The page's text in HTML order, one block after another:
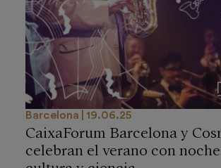
Barcelona 19.06.25
CaixaForum Barcelona y
celebran el verano con